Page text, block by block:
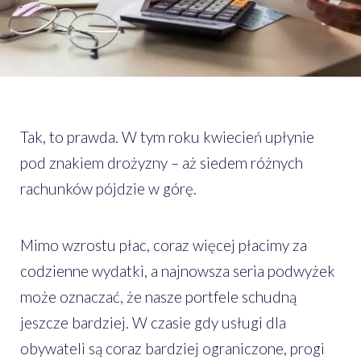
Tak, to prawda. W tym roku kwiecień upłynie
pod znakiem drożyzny – aż siedem różnych
rachunków pójdzie w górę.
Mimo wzrostu płac, coraz więcej płacimy za
codzienne wydatki, a najnowsza seria podwyżek
może oznaczać, że nasze portfele schudną
jeszcze bardziej. W czasie gdy usługi dla
obywateli są coraz bardziej ograniczone, progi